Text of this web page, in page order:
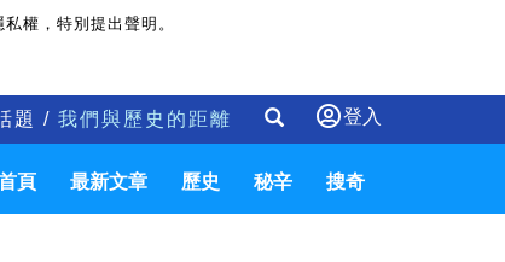
權，特別提出聲明。
登入
題 / 我們與歷史的距離
頁 最新文章 歷史 秘辛 搜奇